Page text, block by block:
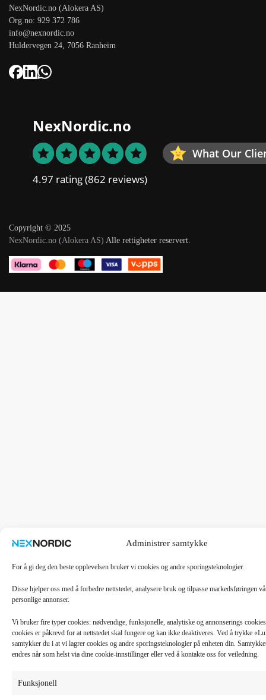
Administrer samtykke
For å gi deg den beste opplevelsen bruker vi cookies og andre sporingsteknologier.
Disse hjelper oss med å forbedre nettstedet, analysere bruk og tilpasse markedsføringen
personlige annonser.
Vi bruker fire typer cookies: nødvendige, funksjonelle, analytiske og annonserings
cookies er påkrevd for at nettstedet skal fungere og kan ikke deaktiveres. Ved å trykke
samtykker du i at vi lagrer cookies og andre sporingsteknologier på enheten din.
endres når som helst via dine cookie-innstillinger eller ved å kontakte oss for veiledning.
Funksjonell
NexNordic.no (Alokera AS)
Org.no: 929 372 786
info@nexnordic.no
Huldervegen 24, 7056 Ranheim
NexNordic.no
What Our
4.97 rating(862 reviews)
Copyright © 2025
NexNordic.no (Alokera AS) Alle rettigheter reservert.